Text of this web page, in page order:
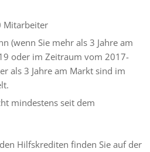
Mitarbeiter
(wenn Sie mehr als 3 Jahre am
oder im Zeitraum vom 2017-
als 3 Jahre am Markt sind im
mindestens seit dem
Hilfskrediten finden Sie auf der